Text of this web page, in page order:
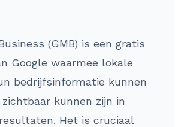
(GMB) is een gratis
Google waarmee lokale
bedrijfsinformatie kunnen
kunnen zijn in
Het is cruciaal